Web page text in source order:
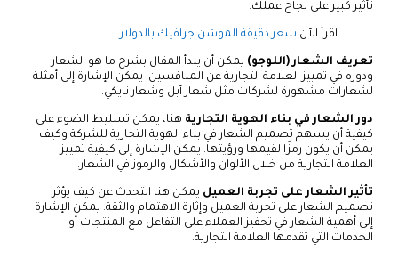
تأثير كبير على نجاح عملك.
اقرأ الآن:سعر دقيقة الموشن جرافيك بالدولار
تعريف الشعار (اللوجو) يمكن أن يبدأ المقال بشرح ما هو الشعار
ودوره في تمييز العلامة التجارية عن المنافسين. يمكن الإشارة إلى أمثلة
لشعارات مشهورة لشركات مثل شعار أبل وشعار نايكي.
دور الشعار في بناء الهوية التجارية هنا، يمكن تسليط الضوء على
كيفية أن يسهم تصميم الشعار في بناء الهوية التجارية للشركة وكيف
يمكن أن يكون رمزًا لقيمها ورؤيتها. يمكن الإشارة إلى كيفية تمييز
العلامة التجارية من خلال الألوان والأشكال والرموز في الشعار.
تأثير الشعار على تجربة العميل يمكن هنا التحدث عن كيف يؤثر
تصميم الشعار على تجربة العميل وإثارة الاهتمام والثقة. يمكن الإشارة
إلى أهمية الشعار في تحفيز العملاء على التفاعل مع المنتجات أو
الخدمات التي تقدمها العلامة التجارية.